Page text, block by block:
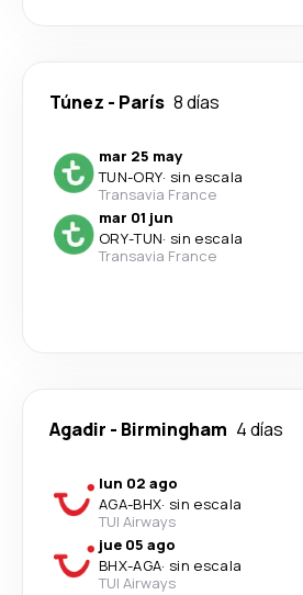
Túnez - París 8 días
mar 25 may
TUN-ORY· sin escala
Transavia France
mar 01 jun
ORY-TUN· sin escala
Transavia France
Agadir - Birmingham 4 días
lun 02 ago
AGA-BHX· sin escala
TUI Airways
jue 05 ago
BHX-AGA· sin escala
TUI Airways